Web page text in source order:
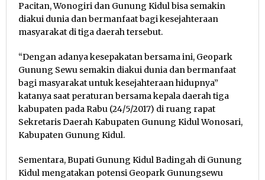
Pacitan, Wonogiri dan Gunung Kidul bisa semakin
diakui dunia dan bermanfaat bagi kesejahteraan
masyarakat di tiga daerah tersebut.
“Dengan adanya kesepakatan bersama ini, Geopark
Gunung Sewu semakin diakui dunia dan bermanfaat
bagi masyarakat untuk kesejahteraan hidupnya”
katanya saat peraturan bersama kepala daerah tiga
kabupaten pada Rabu (24/5/2017) di ruang rapat
Sekretaris Daerah Kabupaten Gunung Kidul Wonosari,
Kabupaten Gunung Kidul.
Sementara, Bupati Gunung Kidul Badingah di Gunung
Kidul mengatakan potensi Geopark Gunungsewu